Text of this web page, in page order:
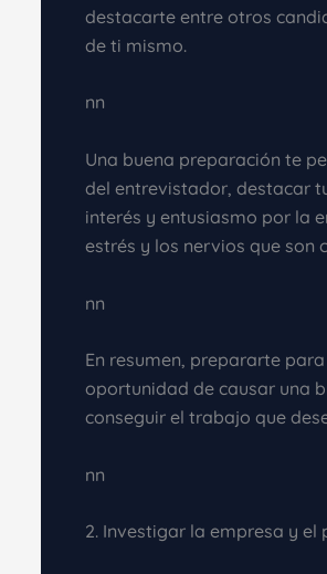
destacarte entre otros
de ti mismo.
nn
Una buena preparación te
del entrevistador, destacar
interés y entusiasmo por la
estrés y los nervios que son
nn
En resumen, prepararte
oportunidad de causar una
conseguir el trabajo que
nn
2. Investigar la empresa y